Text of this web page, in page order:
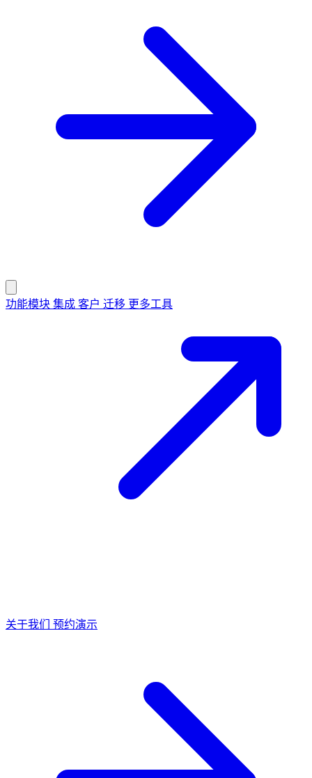
功能模块 集成 客户 迁移 更多工具
关于我们 预约演示